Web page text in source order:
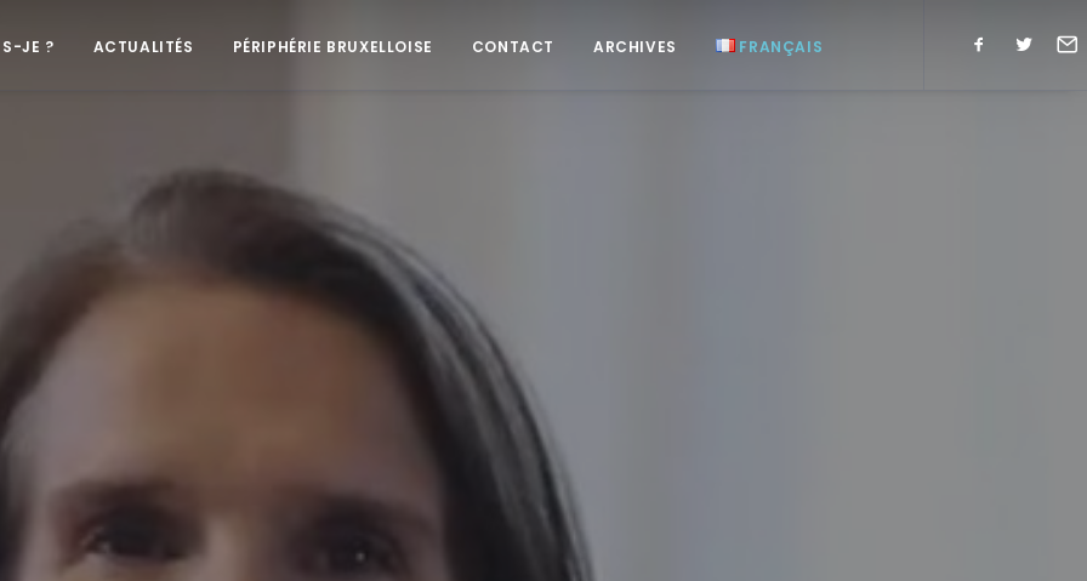
JE ? ACTUALITÉS PÉRIPHÉRIE BRUXELLOISE CONTACT ARCHIVES FRANÇAIS